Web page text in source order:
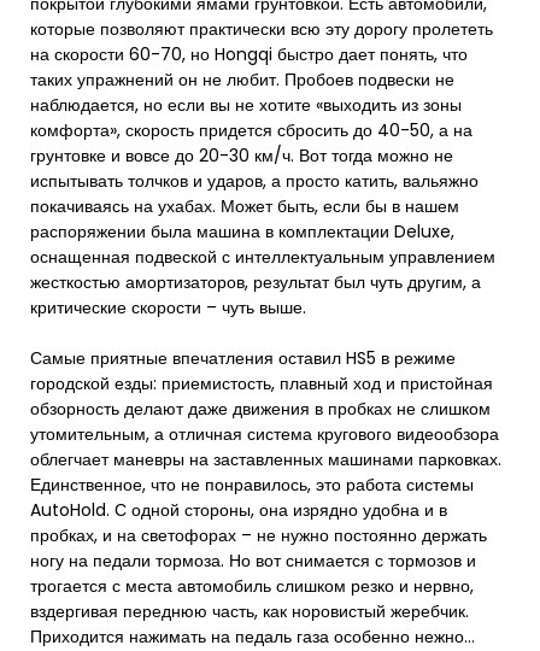
которые позволяют практически всю эту дорогу пролететь
на скорости 60-70, но Hongqi быстро дает понять, что
таких упражнений он не любит. Пробоев подвески не
наблюдается, но если вы не хотите «выходить из зоны
комфорта», скорость придется сбросить до 40-50, а на
грунтовке и вовсе до 20-30 км/ч. Вот тогда можно не
испытывать толчков и ударов, а просто катить, вальяжно
покачиваясь на ухабах. Может быть, если бы в нашем
распоряжении была машина в комплектации Deluxe,
оснащенная подвеской с интеллектуальным управлением
жесткостью амортизаторов, результат был чуть другим, а
критические скорости – чуть выше.
Самые приятные впечатления оставил HS5 в режиме
городской езды: приемистость, плавный ход и пристойная
обзорность делают даже движения в пробках не слишком
утомительным, а отличная система кругового видеообзора
облегчает маневры на заставленных машинами парковках.
Единственное, что не понравилось, это работа системы
AutoHold. С одной стороны, она изрядно удобна и в
пробках, и на светофорах – не нужно постоянно держать
ногу на педали тормоза. Но вот снимается с тормозов и
трогается с места автомобиль слишком резко и нервно,
вздергивая переднюю часть, как норовистый жеребчик.
Приходится нажимать на педаль газа особенно нежно…